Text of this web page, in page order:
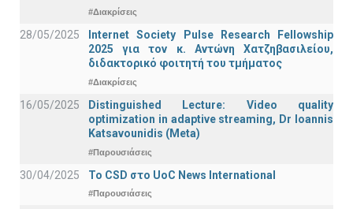
#Διακρίσεις
28/05/2025
Internet Society Pulse Research Fellowship
2025 για τον κ. Αντώνη Χατζηβασιλείου,
διδακτορικό φοιτητή του τμήματος
#Διακρίσεις
16/05/2025
Distinguished Lecture: Video quality
optimization in adaptive streaming, Dr Ioannis
Katsavounidis (Meta)
#Παρουσιάσεις
30/04/2025 To CSD στο UoC News International
#Παρουσιάσεις